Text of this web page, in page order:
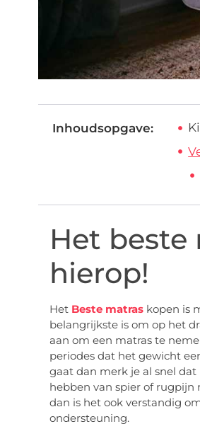
Inhoudsopgave:
Het beste
hierop!
Het Beste matraskopen is
belangrijkste is om op het
aan om een matras te
periodes dat het gewicht
gaat dan merk je al snel
hebben van spier of rugpijn
dan is het ook verstandig
ondersteuning.